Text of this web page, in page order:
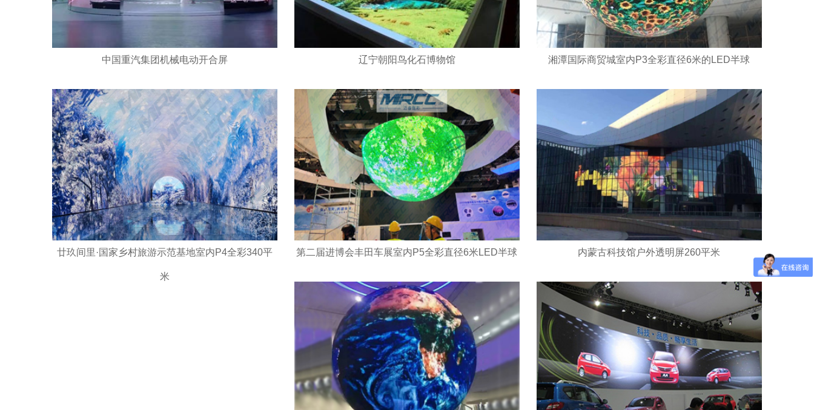
中国重汽集团机械电动开合屏 辽宁朝阳鸟化石博物馆 湘潭国际商贸城室内P3全彩直径6米的LED半球
廿玖间里·国家乡村旅游示范基地室内P4全彩340平
米
第二届进博会丰田车展室内P5全彩直径6米LED半球 内蒙古科技馆户外透明屏260平米